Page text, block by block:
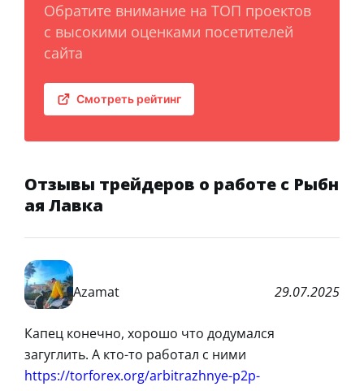
Обратите внимание на ТОП проектов
с высокими оценками посетителей
сайта
Смотреть рейтинг
Отзывы трейдеров о работе с Рыбн
ая Лавка
Azamat 29.07.2025
Капец конечно, хорошо что додумался
загуглить. А кто-то работал с ними
https://torforex.org/arbitrazhnye-p2p-